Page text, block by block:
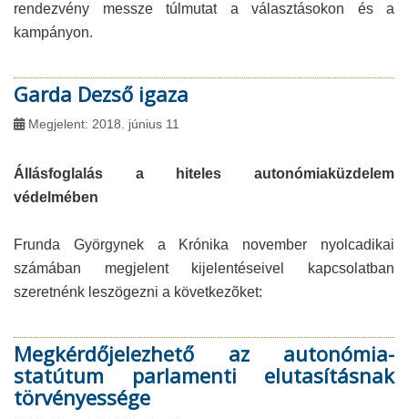
rendezvény messze túlmutat a választásokon és a
kampányon.
Garda Dezső igaza
Megjelent: 2018. június 11
Állásfoglalás a hiteles autonómiaküzdelem
védelmében
Frunda Györgynek a Krónika november nyolcadikai
számában megjelent kijelentéseivel kapcsolatban
szeretnénk leszögezni a következõket:
Megkérdőjelezhető az autonómia-
statútum parlamenti elutasításnak
törvényessége